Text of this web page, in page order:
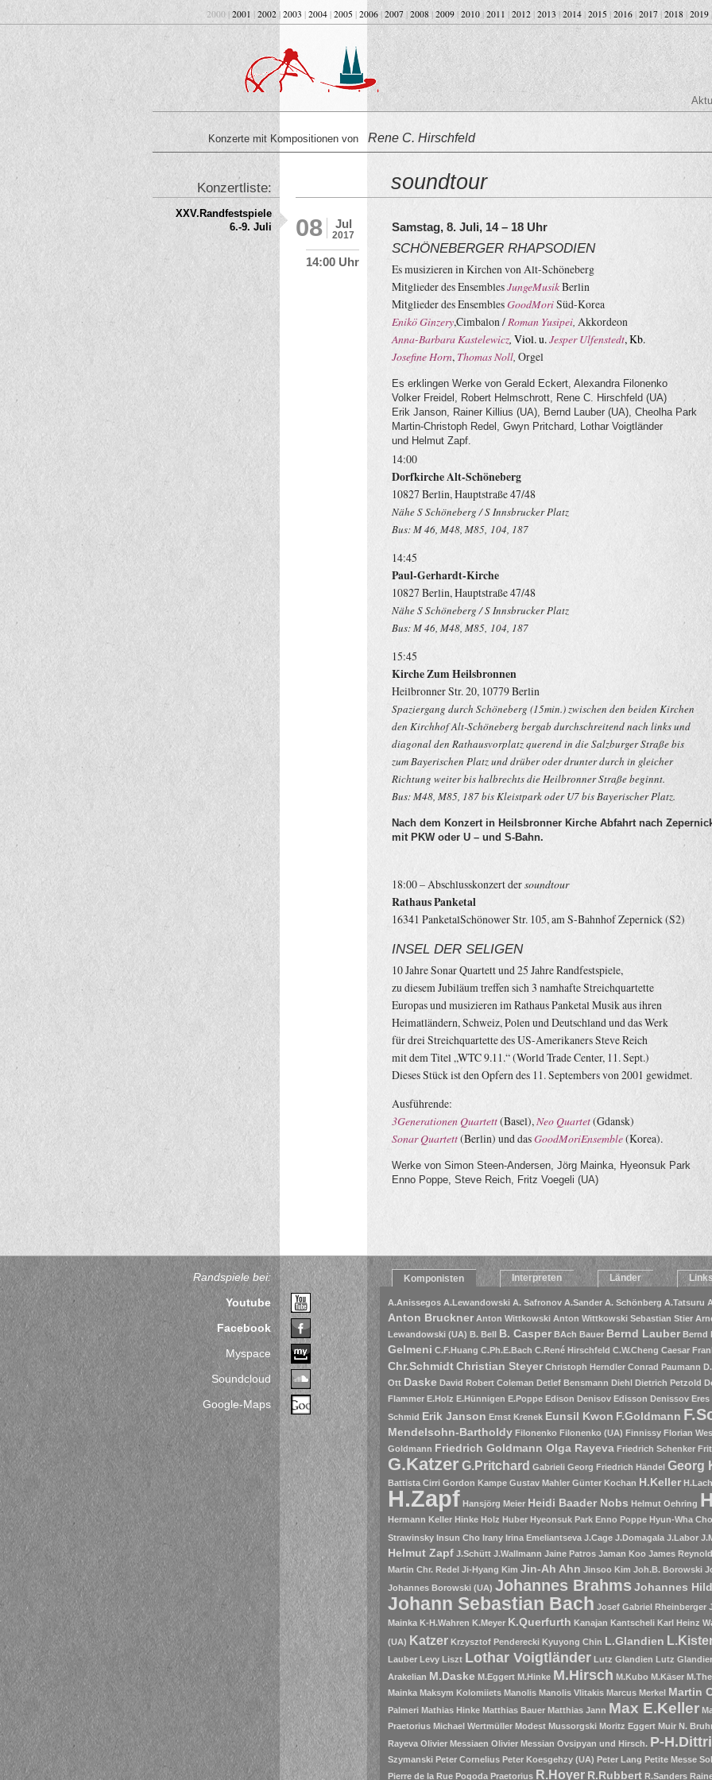
2000 | 2001 | 2002 | 2003 | 2004 | 2005 | 2006| 2007 | 2008 | 2009 | 2010| 2011 | 2012 | 2013| 2014 | 2015 | 2016 | 2017| 2018 |2019
Konzerte mit Kompositionen von Rene C. Hirschfeld
soundtour
Jul
2017
08
14:00 Uhr
Samstag, 8. Juli, 14 – 18 Uhr
SCHÖNEBERGER RHAPSODIEN
Es musizieren in Kirchen von Alt-Schöneberg
Mitglieder des EnsemblesJungeMusikBerlin
Mitglieder des EnsemblesGoodMoriSüd-Korea
Enikö Ginzery,Cimbalon /Roman Yusipei,Akkordeon
Anna-Barbara Kastelewicz, Viol. u.Jesper Ulfenstedt,Kb.
Josefine Horn, Thomas Noll,Orgel
Es erklingen Werke von Gerald Eckert, Alexandra Filonenko
Volker Freidel, Robert Helmschrott, Rene C. Hirschfeld (UA)
Erik Janson, Rainer Killius (UA), Bernd Lauber (UA), Cheolha Park
Martin-Christoph Redel, Gwyn Pritchard, Lothar Voigtländer
und Helmut Zapf.
14:00
Dorfkirche Alt-Schöneberg
10827 Berlin, Hauptstraße 47/48
Nähe S Schöneberg / S Innsbrucker Platz
Bus: M 46, M48, M85, 104, 187
14:45
Paul-Gerhardt-Kirche
10827 Berlin, Hauptstraße 47/48
Nähe S Schöneberg / S Innsbrucker Platz
Bus: M 46, M48, M85, 104, 187
15:45
Kirche Zum Heilsbronnen
Heilbronner Str. 20, 10779 Berlin
Spaziergang durch Schöneberg (15min.) zwischen den beiden Kirchen
den Kirchhof Alt-Schöneberg bergab durchschreitend nach links und
diagonal den Rathausvorplatz querend in die Salzburger Straße bis
zum Bayerischen Platz und drüber oder drunter durch in gleicher
Richtung weiter bis halbrechts die Heilbronner Straße beginnt.
Bus: M48, M85, 187 bis Kleistpark oder U7 bis Bayerischer Platz.
Nach dem Konzert in Heilsbronner Kirche Abfahrt nach
mit PKW oder U – und S-Bahn.
18:00 – Abschlusskonzert dersoundtour
Rathaus Panketal
16341 PanketalSchönower Str. 105, am S-Bahnhof Zepernick (S2)
INSEL DER SELIGEN
10 Jahre Sonar Quartett und 25 Jahre Randfestspiele,
zu diesem Jubiläum treffen sich 3 namhafte Streichquartette
Europas und musizieren im Rathaus Panketal Musik aus ihren
Heimatländern, Schweiz, Polen und Deutschland und das Werk
für drei Streichquartette des US-Amerikaners Steve Reich
mit dem Titel „WTC 9.11.“ (World Trade Center, 11. Sept.)
Dieses Stück ist den Opfern des 11. Septembers von 2001 gewidmet.
Ausführende:
3Generationen Quartett(Basel),Neo Quartet(Gdansk)
Sonar Quartett(Berlin) und dasGoodMoriEnsemble(Korea).
Werke von Simon Steen-Andersen, Jörg Mainka, Hyeonsuk Park
Enno Poppe, Steve Reich, Fritz Voegeli (UA)
Konzertliste:
XXV.Randfestspiele
6.-9. Juli
Randspiele bei:
Youtube
Facebook
Myspace
Soundcloud
Google-Maps
Komponisten Interpreten Länder
A.Anissegos A.Lewandowski A. Safronov A.Sander A. Schönberg A.Tatsuru
Anton Bruckner Anton Wittkowski Anton Wittkowski Sebastian Stier
Lewandowski (UA) B. Bell B. Casper BAch Bauer Bernd Lauber Bernd
Gelmeni C.F.Huang C.Ph.E.Bach C.René Hirschfeld C.W.Cheng Caesar
Chr.Schmidt Christian Steyer Christoph Herndler Conrad Paumann
Ott Daske David Robert Coleman Detlef Bensmann Diehl Dietrich Petzold
Flammer E.Holz E.Hünnigen E.Poppe Edison Denisov Edisson Denissov
Schmid
Erik Janson Ernst Krenek Eunsil Kwon F.Goldmann
Mendelsohn-Bartholdy Filonenko Filonenko (UA) Finnissy Florian
Goldmann Friedrich Goldmann Olga Rayeva Friedrich Schenker
G.KatzerG.Pritchard Gabrieli Georg Friedrich Händel Georg
Battista Cirri Gordon Kampe Gustav Mahler Günter Kochan H.Keller
H.Zapf Hansjörg Meier Heidi Baader Nobs Helmut Oehring
Hermann Keller Hinke Holz Huber Hyeonsuk Park Enno Poppe Hyun-Wha
Strawinsky Insun Cho Irany Irina Emeliantseva J.Cage J.Domagala J.Labor
Helmut Zapf J.Schütt J.Wallmann Jaine Patros Jaman Koo James
Martin Chr. Redel Ji-Hyang Kim Jin-Ah Ahn Jinsoo Kim Joh.B. Borowski
Johannes Borowski (UA) Johannes Brahms Johannes
Johann Sebastian Bach Josef Gabriel Rheinberger
Mainka K-H.Wahren K.Meyer K.Querfurth Kanajan Kantscheli Karl Heinz
(UA) Katzer Krzysztof Penderecki Kyuyong Chin L.Glandien
Lauber Levy Liszt Lothar Voigtländer Lutz Glandien Lutz
Arakelian M.Daske M.Eggert M.Hinke M.Hirsch M.Kubo M.Käser
Mainka Maksym Kolomiiets Manolis Manolis Vlitakis Marcus Merkel Martin
Palmeri Mathias Hinke Matthias Bauer Matthias Jann Max E.Keller
Praetorius Michael Wertmüller Modest Mussorgski Moritz Eggert Muir N.
Rayeva Olivier Messiaen Olivier Messian Ovsipyan und Hirsch. P-
Szymanski Peter Cornelius Peter Koesgehzy (UA) Peter Lang Petite Messe
Pierre de la Rue Pogoda Praetorius R.Hoyer R.Rubbert R.Sanders